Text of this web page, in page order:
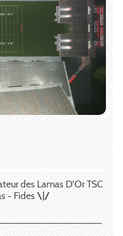
des Lamas D'Or TSC
- Fides\|/